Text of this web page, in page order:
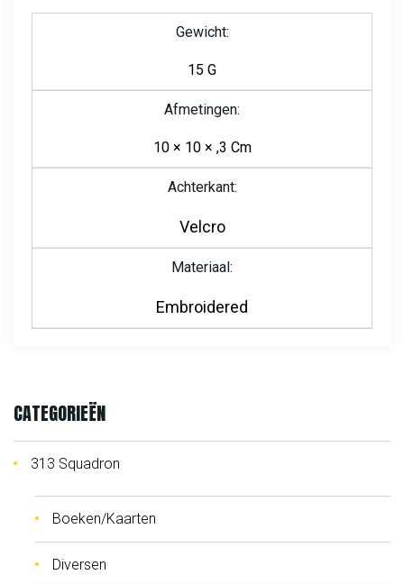
Gewicht
15 G
Afmetingen
10 × 10 × ,3 Cm
Achterkant
Velcro
Materiaal
Embroidered
CATEGORIEËN
313 Squadron
Boeken/Kaarten
Diversen